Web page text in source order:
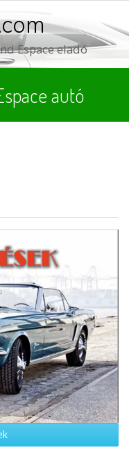
Espace eladó
autó